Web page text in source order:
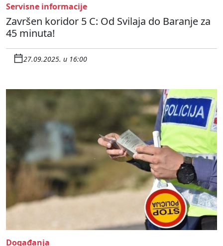
Servisne informacije
Završen koridor 5 C: Od Svilaja do Baranje za
45 minuta!
27.09.2025. u 16:00
Događanja